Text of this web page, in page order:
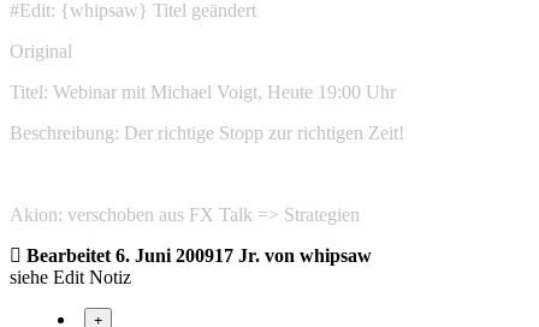
#Edit: {whipsaw} Titel geändert
Original
Titel: Webinar mit Michael Voigt, Heute 19:00 Uhr
Beschreibung: Der richtige Stopp zur richtigen Zeit!
Akion: verschoben aus FX Talk => Strategien
Bearbeitet 6. Juni 200917 Jr. von whipsaw
siehe Edit Notiz